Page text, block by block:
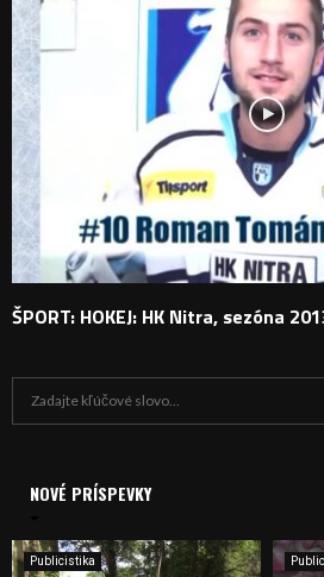
ŠPORT: HOKEJ: HK Nitra, sezóna
i
e
NOVÉ PRÍSPEVKY
Publicistika